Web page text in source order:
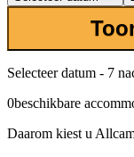
Selecteer datum - 7
0beschikbare
Daarom kiest u